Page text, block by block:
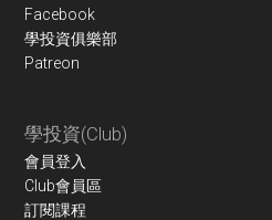
Facebook
學投資俱樂部
Patreon
學投資(Club)
會員登入
Club會員區
訂閱課程